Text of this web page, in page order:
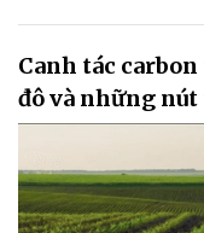
Canh tác
đô và những